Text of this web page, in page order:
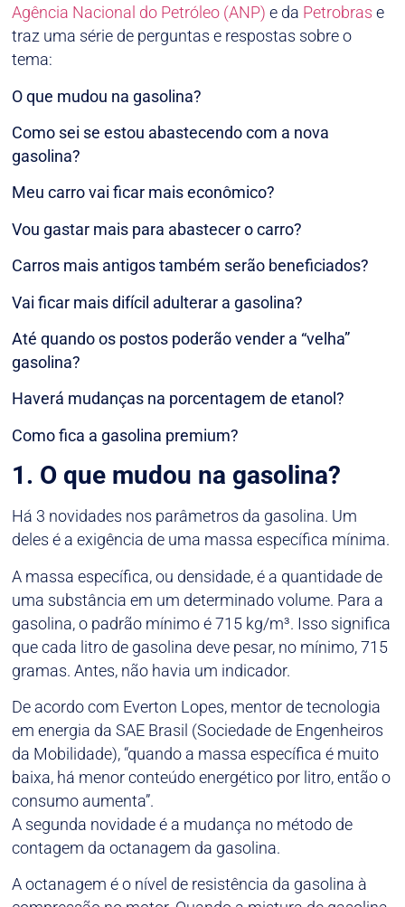
Agência Nacional do Petróleo (ANP) e da Petrobras e
traz uma série de perguntas e respostas sobre o
tema:
O que mudou na gasolina?
Como sei se estou abastecendo com a nova
gasolina?
Meu carro vai ficar mais econômico?
Vou gastar mais para abastecer o carro?
Carros mais antigos também serão beneficiados?
Vai ficar mais difícil adulterar a gasolina?
Até quando os postos poderão vender a “velha”
gasolina?
Haverá mudanças na porcentagem de etanol?
Como fica a gasolina premium?
1. O que mudou na gasolina?
Há 3 novidades nos parâmetros da gasolina. Um
deles é a exigência de uma massa específica mínima.
A massa específica, ou densidade, é a quantidade de
uma substância em um determinado volume. Para a
gasolina, o padrão mínimo é 715 kg/m³. Isso significa
que cada litro de gasolina deve pesar, no mínimo, 715
gramas. Antes, não havia um indicador.
De acordo com Everton Lopes, mentor de tecnologia
em energia da SAE Brasil (Sociedade de Engenheiros
da Mobilidade), “quando a massa específica é muito
baixa, há menor conteúdo energético por litro, então o
consumo aumenta”.
A segunda novidade é a mudança no método de
contagem da octanagem da gasolina.
A octanagem é o nível de resistência da gasolina à